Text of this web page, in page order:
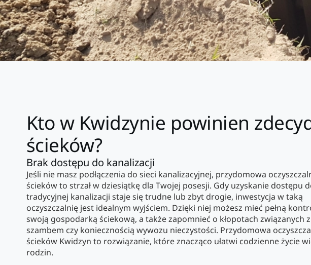
Kto w Kwidzynie powinien
ścieków?
Brak dostępu do kanalizacji
Jeśli nie masz podłączenia do sieci kanalizacyjnej, przydomowa
ścieków to strzał w dziesiątkę dla Twojej posesji. Gdy uzyskanie dostępu
tradycyjnej kanalizacji staje się trudne lub zbyt drogie, inwestycja w taką
oczyszczalnię jest idealnym wyjściem. Dzięki niej możesz mieć pełną
swoją gospodarką ściekową, a także zapomnieć o kłopotach związanych z
szambem czy koniecznością wywozu nieczystości. Przydomowa
ścieków Kwidzyn to rozwiązanie, które znacząco ułatwi codzienne życie
rodzin.